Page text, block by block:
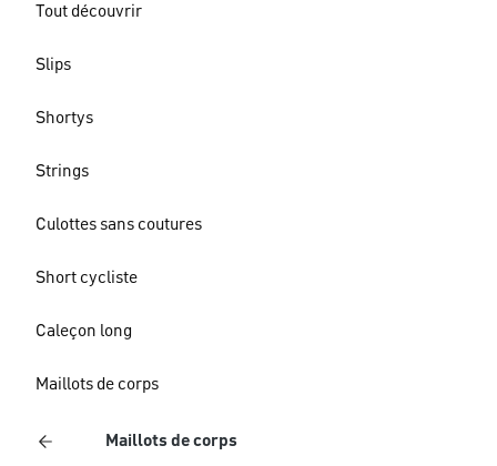
Tout découvrir
Slips
Shortys
Strings
Culottes sans coutures
Short cycliste
Caleçon long
Maillots de corps
Maillots de corps